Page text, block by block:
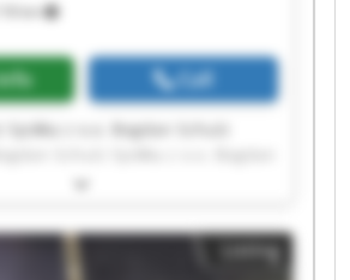
km
Call
Spółka z o.o. Bogdan Schulz
o.o. Bogdan Schulz Spółka z o.o.
Schulz Spółka z o.o. Bogdan
o.o. Bogdan Schulz Spółka z o.o.Listing